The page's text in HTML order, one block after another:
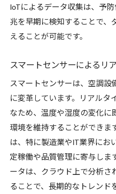
IoTによるデータ収集は、予
兆を早期に検知することで
えることが可能です。
スマートセンサーによるリ
スマートセンサーは、空調
に変革しています。リアル
なため、温度や湿度の変化
環境を維持することができま
は、特に製造業やIT業界にお
定稼働や品質管理に寄与しま
ータは、クラウド上で分析
ることで、長期的なトレンド